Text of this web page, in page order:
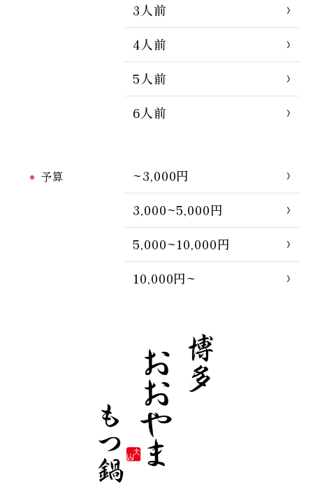
3人前
4人前
5人前
6人前
予算
~3,000円
3,000~5,000円
5,000~10,000円
10,000円~